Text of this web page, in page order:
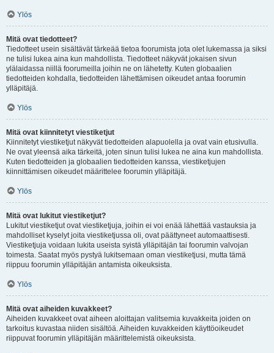
Ylös
Mitä ovat tiedotteet?
Tiedotteet usein sisältävät tärkeää tietoa foorumista jota olet lukemassa ja siksi
ne tulisi lukea aina kun mahdollista. Tiedotteet näkyvät jokaisen sivun
ylälaidassa niillä foorumeilla joihin ne on lähetetty. Kuten globaalien
tiedotteiden kohdalla, tiedotteiden lähettämisen oikeudet antaa foorumin
ylläpitäjä.
Ylös
Mitä ovat kiinnitetyt viestiketjut
Kiinnitetyt viestiketjut näkyvät tiedotteiden alapuolella ja ovat vain etusivulla.
Ne ovat yleensä aika tärkeitä, joten sinun tulisi lukea ne aina kun mahdollista.
Kuten tiedotteiden ja globaalien tiedotteiden kanssa, viestiketjujen
kiinnittämisen oikeudet määrittelee foorumin ylläpitäjä.
Ylös
Mitä ovat lukitut viestiketjut?
Lukitut viestiketjut ovat viestiketjuja, joihin ei voi enää lähettää vastauksia ja
mahdolliset kyselyt joita viestiketjussa oli, ovat päättyneet automaattisesti.
Viestiketjuja voidaan lukita useista syistä ylläpitäjän tai foorumin valvojan
toimesta. Saatat myös pystyä lukitsemaan oman viestiketjusi, mutta tämä
riippuu foorumin ylläpitäjän antamista oikeuksista.
Ylös
Mitä ovat aiheiden kuvakkeet?
Aiheiden kuvakkeet ovat aiheen aloittajan valitsemia kuvakkeita joiden on
tarkoitus kuvastaa niiden sisältöä. Aiheiden kuvakkeiden käyttöoikeudet
riippuvat foorumin ylläpitäjän määrittelemistä oikeuksista.